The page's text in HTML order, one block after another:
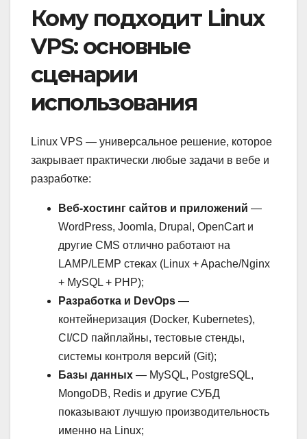
Кому подходит Linux
VPS: основные
сценарии
использования
Linux VPS — универсальное решение, которое
закрывает практически любые задачи в вебе и
разработке:
Веб-хостинг сайтов и приложений —
WordPress, Joomla, Drupal, OpenCart и
другие CMS отлично работают на
LAMP/LEMP стеках (Linux + Apache/Nginx
+ MySQL + PHP);
Разработка и DevOps —
контейнеризация (Docker, Kubernetes),
CI/CD пайплайны, тестовые стенды,
системы контроля версий (Git);
Базы данных — MySQL, PostgreSQL,
MongoDB, Redis и другие СУБД
показывают лучшую производительность
именно на Linux;